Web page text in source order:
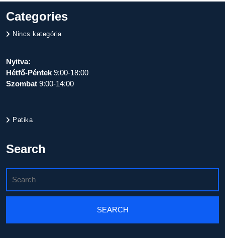
Categories
Nincs kategória
Nyitva:
Hétfő-Péntek 9:00-18:00
Szombat 9:00-14:00
Patika
Search